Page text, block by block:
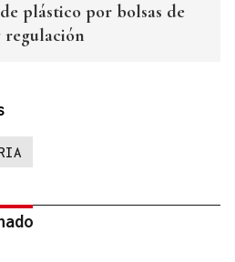
plástico por bolsas de
regulación